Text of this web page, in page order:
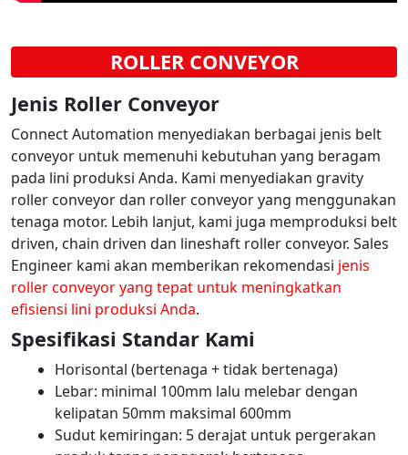
ROLLER CONVEYOR
Jenis Roller Conveyor
Connect Automation menyediakan berbagai jenis belt
conveyor untuk memenuhi kebutuhan yang beragam
pada lini produksi Anda. Kami menyediakan gravity
roller conveyor dan roller conveyor yang menggunakan
tenaga motor. Lebih lanjut, kami juga memproduksi belt
driven, chain driven dan lineshaft roller conveyor. Sales
Engineer kami akan memberikan rekomendasi jenis
roller conveyor yang tepat untuk meningkatkan
efisiensi lini produksi Anda.
Spesifikasi Standar Kami
Horisontal (bertenaga + tidak bertenaga)
Lebar: minimal 100mm lalu melebar dengan
kelipatan 50mm maksimal 600mm
Sudut kemiringan: 5 derajat untuk pergerakan